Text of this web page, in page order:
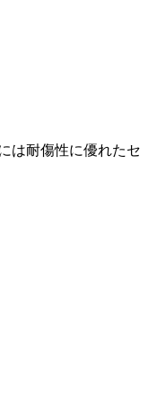
は耐傷性に優れたセ